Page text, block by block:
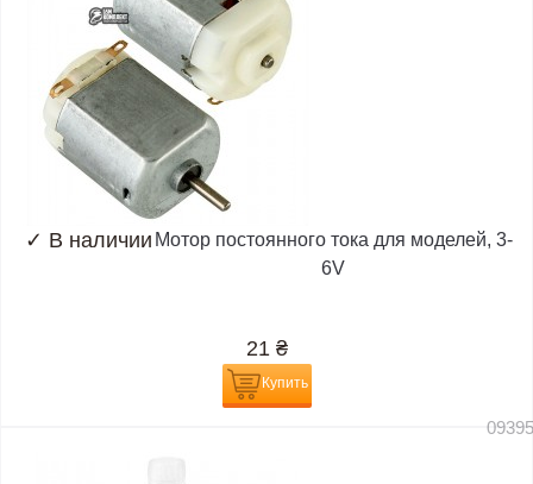
✓ В наличии Мотор постоянного тока для моделей, 3-
6V
21 ₴
Купить